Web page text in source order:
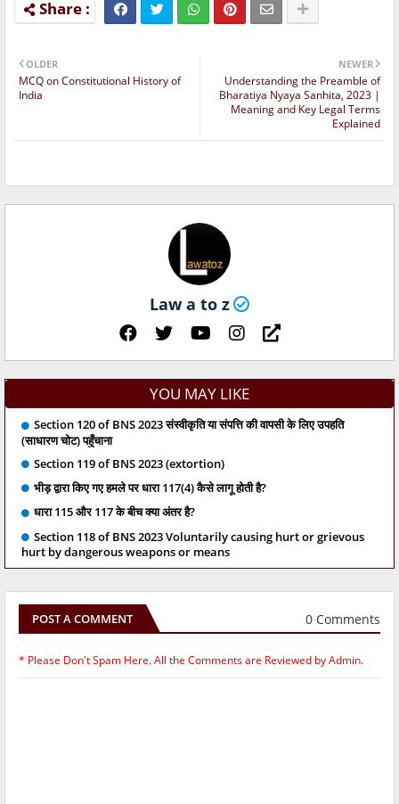
NEWER
Understanding the Preamble of
Bharatiya Nyaya Sanhita, 2023 |
Meaning and Key Legal Terms
Explained
OLDER
MCQ on Constitutional History of
India
Law a to z
YOU MAY LIKE
Section 120 of BNS 2023 संस्वीकृति या संपत्ति की वापसी के लिए उपहति
(साधारण चोट) पहुँचाना
Section 119 of BNS 2023 (extortion)
भीड़ द्वारा किए गए हमले पर धारा 117(4) कैसे लागू होती है?
धारा 115 और 117 के बीच क्या अंतर है?
Section 118 of BNS 2023 Voluntarily causing hurt or grievous
hurt by dangerous weapons or means
POST A COMMENT 0 Comments
* Please Don't Spam Here. All the Comments are Reviewed by Admin.